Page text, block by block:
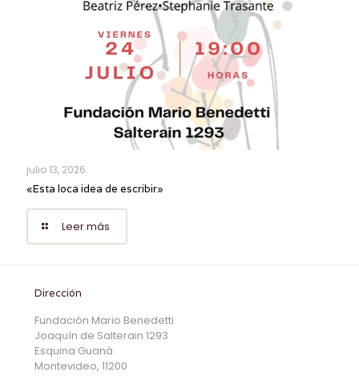
julio 13, 2026
«Esta loca idea de escribir»
Leer más
Dirección
Fundación Mario Benedetti
Joaquín de Salterain 1293
Esquina Guaná
Montevideo, 11200